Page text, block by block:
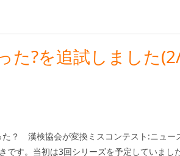
た?を追試しました
た？ 漢検協会が変換ミスコンテスト:ニュー
です。当初は3回シリーズを予定していました